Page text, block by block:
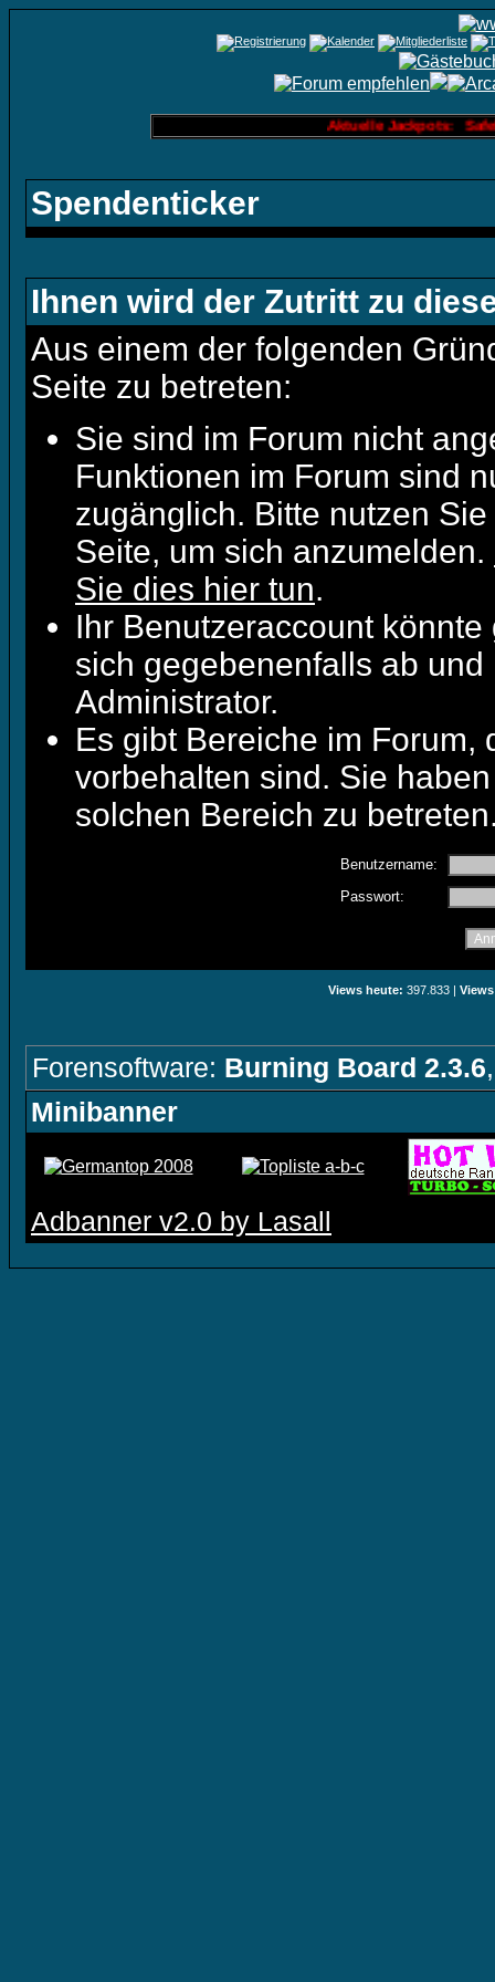
Aktuelle Jackpots:
Spendenticker
Ihnen wird der Zutritt zu
Aus einem der folgenden
Seite zu betreten:
Sie sind im Forum nicht
Funktionen im Forum sind
zugänglich. Bitte nutzen
Seite, um sich anzumelden.
Sie dies hier tun.
Ihr Benutzeraccount
sich gegebenenfalls ab
Administrator.
Es gibt Bereiche im Forum,
vorbehalten sind. Sie
solchen Bereich zu
Benutzername:
Passwort:
Views heute: 397.833 |
Forensoftware: Burning Board 2.3.6
Minibanner
Adbanner v2.0 by Lasall